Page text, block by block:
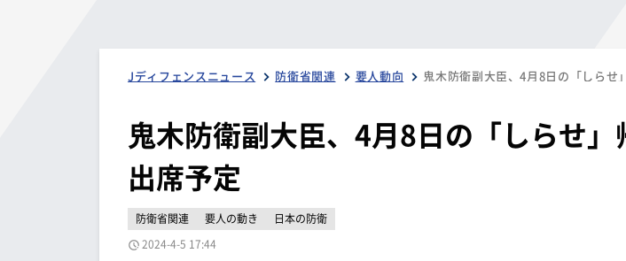
Jディフェンスニュース 防衛省関連 要人動向
鬼木防衛副大臣、4月8日の「しらせ」
出席予定
防衛省関連 要人の動き
日本の防衛
2024-4-5 17:44